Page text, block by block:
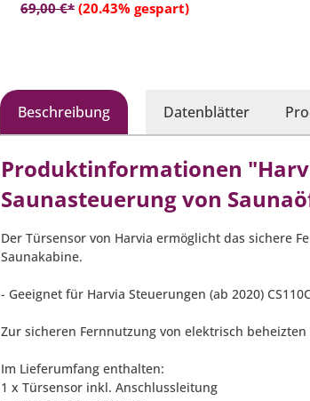
69,00 €* (20.43% gespart)
In den Warenkorb
Beschreibung Datenblätter
Produktinformationen
Saunasteuerung von
Der Türsensor von Harvia ermöglicht das sichere
Saunakabine.
- Geeignet für Harvia Steuerungen (ab 2020)
Zur sicheren Fernnutzung von elektrisch beheizten
Im Lieferumfang enthalten:
1 x Türsensor inkl. Anschlussleitung